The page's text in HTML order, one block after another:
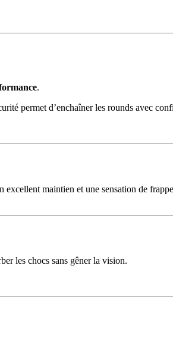
.
permet d’enchaîner les rounds avec
maintien et une sensation de
les chocs sans gêner la vision.